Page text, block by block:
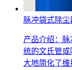
脉冲袋式除尘
产品介绍：
统的文氏管
大地简化了